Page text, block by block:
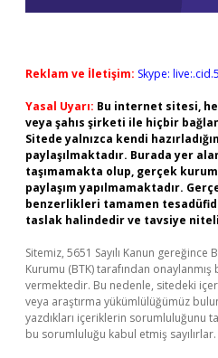
Reklam ve İletişim: Skype:
Yasal Uyarı: Bu internet sitesi,
veya şahıs şirketi ile hiçbir
Sitede yalnızca kendi
paylaşılmaktadır. Burada yer
taşımamakta olup, gerçek
paylaşım yapılmamaktadır.
benzerlikleri tamamen
taslak halindedir ve tavsiye
Sitemiz, 5651 Sayılı Kanun
Kurumu (BTK) tarafından onaylanmış
vermektedir. Bu nedenle, sitedeki
veya araştırma yükümlülüğümüz
yazdıkları içeriklerin sorumluluğunu
bu sorumluluğu kabul etmiş sayılırlar.